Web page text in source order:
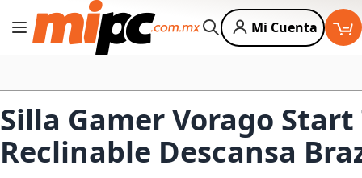
Cambiar Nav
Buscar
Mi Cuenta
Silla Gamer Vorago Start
Reclinable Descansa